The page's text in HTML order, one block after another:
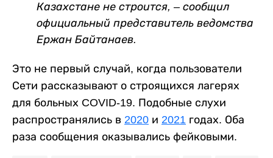
Казахстане не строится, – сообщил
официальный представитель ведомства
Ержан Байтанаев.
Это не первый случай, когда пользователи
Сети рассказывают о строящихся лагерях
для больных COVID-19. Подобные слухи
распространялись в 2020 и 2021 годах. Оба
раза сообщения оказывались фейковыми.